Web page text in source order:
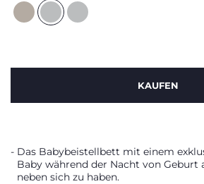
KAUFEN
Das Babybeistellbett mit einem
Baby während der Nacht von Geburt
neben sich zu haben.